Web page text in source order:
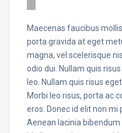
Maecenas faucibus
porta gravida at eget
magna, vel scelerisque
odio dui. Nullam quis
leo. Nullam quis risus
Morbi leo risus, porta ac
eros. Donec id elit non
Aenean lacinia